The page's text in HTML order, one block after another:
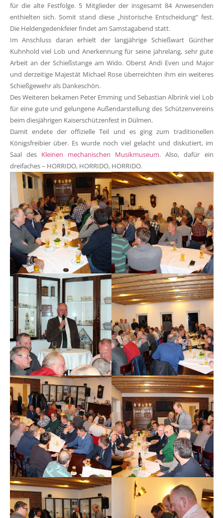
für die alte Festfolge. 5 Mitglieder der insgesamt 84 Anwesenden
enthielten sich. Somit stand diese „historische Entscheidung“ fest.
Die Heldengedenkfeier findet am Samstagabend statt.
Im Anschluss daran erhielt der langjährige Schießwart Günther
Kuhnhold viel Lob und Anerkennung für seine jahrelang, sehr gute
Arbeit an der Schießstange am Wido. Oberst Andi Even und Major
und derzeitige Majestät Michael Rose überreichten ihm ein weiteres
Schießgewehr als Dankeschön.
Des Weiteren bekamen Peter Emming und Sebastian Albrink viel Lob
für eine gute und gelungene Außendarstellung des Schützenvereins
beim diesjährigen Kaiserschützenfest in Dülmen.
Damit endete der offizielle Teil und es ging zum traditionellen
Königsfreibier über. Es wurde noch viel gelacht und diskutiert, im
Saal des Kleinen mechanischen Musikmuseum. Also, dafür ein
dreifaches – HORRIDO, HORRIDO, HORRIDO.